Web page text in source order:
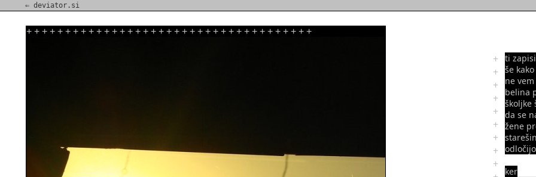
⇐ deviator.si
+ + + + + + + + + + + + + + + + + + + + + + + + + + + + + + + + + + + + +
+
+
+
+
+
+
+
+
+
ti
še
ne
belina
školjke
da se
žene
ker